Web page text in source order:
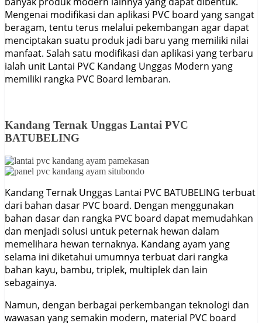
Mengenai modifikasi dan aplikasi PVC board yang sangat
beragam, tentu terus melalui pekembangan agar dapat
menciptakan suatu produk jadi baru yang memiliki nilai
manfaat. Salah satu modifikasi dan aplikasi yang terbaru
ialah unit Lantai PVC Kandang Unggas Modern yang
memiliki rangka PVC Board lembaran.
Kandang Ternak Unggas Lantai PVC
BATUBELING
Kandang Ternak Unggas Lantai PVC BATUBELING terbuat
dari bahan dasar PVC board. Dengan menggunakan
bahan dasar dan rangka PVC board dapat memudahkan
dan menjadi solusi untuk peternak hewan dalam
memelihara hewan ternaknya. Kandang ayam yang
selama ini diketahui umumnya terbuat dari rangka
bahan kayu, bambu, triplek, multiplek dan lain
sebagainya.
Namun, dengan berbagai perkembangan teknologi dan
wawasan yang semakin modern, material PVC board